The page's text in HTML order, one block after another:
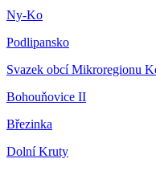
Ny-Ko
Podlipansko
Svazek obcí Mikroregionu
Bohouňovice II
Březinka
Dolní Kruty